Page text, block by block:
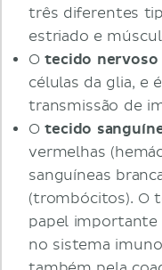
três diferentes
estriado e
Otecido nervoso
células da glia, e
transmissão de
Otecido
vermelhas
sanguíneas
(trombócitos). O
papel
no sistema